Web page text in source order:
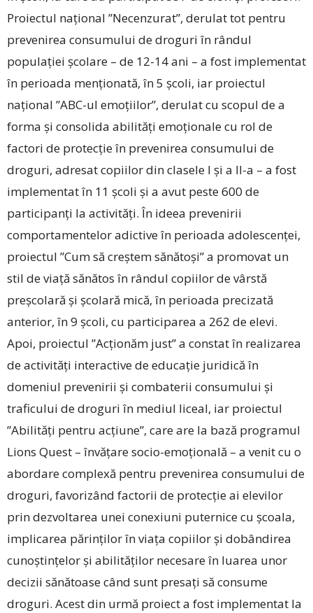
Proiectul național ”Necenzurat”, derulat tot pentru
prevenirea consumului de droguri în rândul
populației școlare – de 12-14 ani – a fost implementat
în perioada menționată, în 5 școli, iar proiectul
național ”ABC-ul emoțiilor”, derulat cu scopul de a
forma și consolida abilități emoționale cu rol de
factori de protecție în prevenirea consumului de
droguri, adresat copiilor din clasele I și a II-a – a fost
implementat în 11 școli și a avut peste 600 de
participanți la activități. În ideea prevenirii
comportamentelor adictive în perioada adolescenței,
proiectul ”Cum să creștem sănătoși” a promovat un
stil de viață sănătos în rândul copiilor de vârstă
preșcolară și școlară mică, în perioada precizată
anterior, în 9 școli, cu participarea a 262 de elevi.
Apoi, proiectul ”Acționăm just” a constat în realizarea
de activități interactive de educație juridică în
domeniul prevenirii și combaterii consumului și
traficului de droguri în mediul liceal, iar proiectul
”Abilități pentru acțiune”, care are la bază programul
Lions Quest – învățare socio-emoțională – a venit cu o
abordare complexă pentru prevenirea consumului de
droguri, favorizând factorii de protecție ai elevilor
prin dezvoltarea unei conexiuni puternice cu școala,
implicarea părinților în viața copiilor și dobândirea
cu­noștințelor și abilităților necesare în luarea unor
decizii sănătoase când sunt presați să consume
droguri. Acest din urmă proiect a fost implementat la